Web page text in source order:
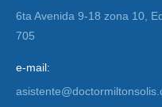
6ta Avenida 9-18 zona 10,
705
e-mail: